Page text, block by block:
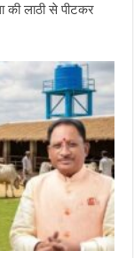
की लाठी से पीटकर